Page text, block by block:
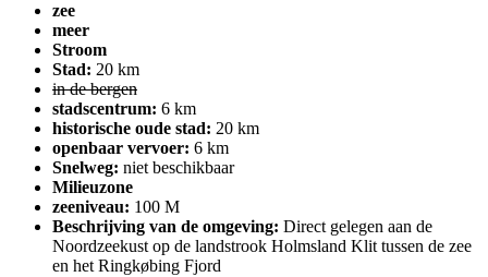
zee
meer
Stroom
Stad: 20 km
in de bergen
stadscentrum: 6 km
historische oude stad: 20 km
openbaar vervoer: 6 km
Snelweg: niet beschikbaar
Milieuzone
zeeniveau: 100 M
Beschrijving van de omgeving: Direct gelegen aan de
Noordzeekust op de landstrook Holmsland Klit tussen de zee
en het Ringkøbing Fjord